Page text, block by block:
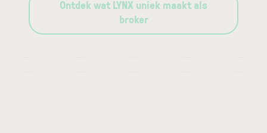
Ontdek wat LYNX uniek maakt als
broker